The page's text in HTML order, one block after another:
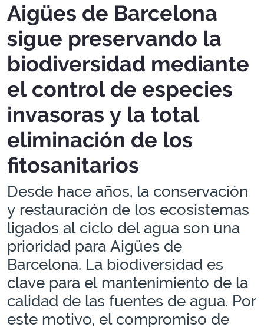
Aigües de Barcelona
sigue preservando la
biodiversidad mediante
el control de especies
invasoras y la total
eliminación de los
fitosanitarios
Desde hace años, la conservación
y restauración de los ecosistemas
ligados al ciclo del agua son una
prioridad para Aigües de
Barcelona. La biodiversidad es
clave para el mantenimiento de la
calidad de las fuentes de agua. Por
este motivo, el compromiso de